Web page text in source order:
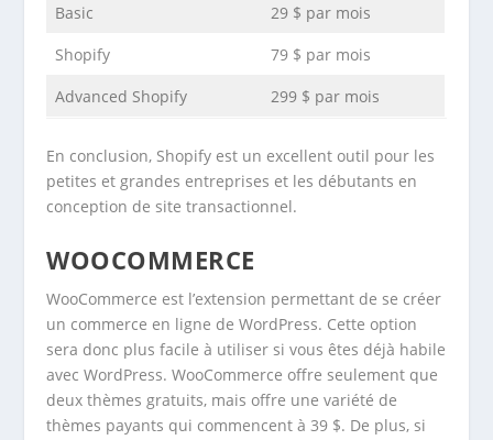
Basic
29 $ par mois
Shopify
79 $ par mois
Advanced Shopify
299 $ par mois
En conclusion, Shopify est un excellent outil pour les
petites et grandes entreprises et les débutants en
conception de site transactionnel.
WOOCOMMERCE
WooCommerce est l’extension permettant de se créer
un commerce en ligne de WordPress. Cette option
sera donc plus facile à utiliser si vous êtes déjà habile
avec WordPress. WooCommerce offre seulement que
deux thèmes gratuits, mais offre une variété de
thèmes payants qui commencent à 39 $. De plus, si